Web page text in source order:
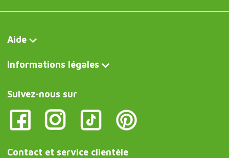
Aide
Informations légales
Suivez-nous sur
Contact et service clientèle